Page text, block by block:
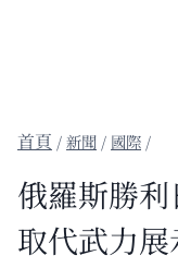
/新聞 / 國際 /
俄羅斯勝
取代武力展